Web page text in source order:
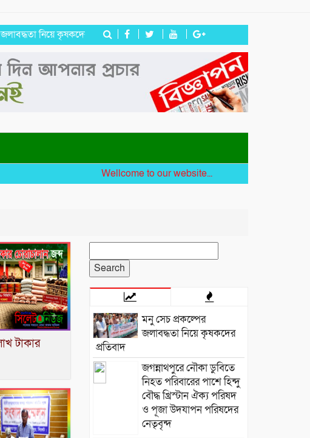
নিয়ে কৃষকদের প্রতিবাদ জগন্নাথপুরে নৌকা ডুবিতে নিহত পরিবারের পাশে হিন্দু
Wellcome to our website...
টাকার
for:
মনু সেচ প্রকল্পের
জলাবদ্ধতা নিয়ে কৃষকদের
প্রতিবাদ
জগন্নাথপুরে নৌকা ডুবিতে
নিহত পরিবারের পাশে হিন্দু
বৌদ্ধ খ্রিস্টান ঐক্য পরিষদ
ও পূজা উদযাপন পরিষদের
নেতৃবৃন্দ